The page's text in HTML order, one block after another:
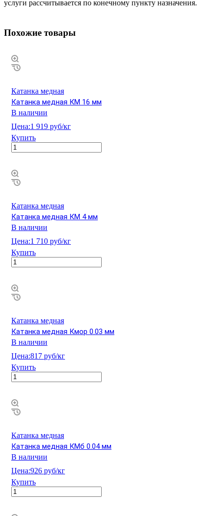
услуги рассчитывается по конечному пункту назначения.
Похожие товары
Катанка медная
Катанка медная КМ 16 мм
В наличии
Цена:1 919 руб/кг
Купить
Катанка медная
Катанка медная КМ 4 мм
В наличии
Цена:1 710 руб/кг
Купить
Катанка медная
Катанка медная Кмор 0.03 мм
В наличии
Цена:817 руб/кг
Купить
Катанка медная
Катанка медная КМб 0.04 мм
В наличии
Цена:926 руб/кг
Купить